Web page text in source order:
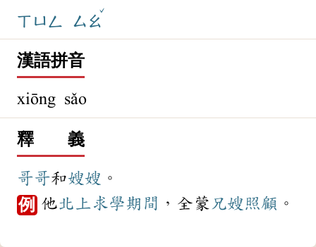
ㄒㄩㄥ ㄙㄠ
ˇ
漢語拼音
xiōng sǎo
釋 義
哥哥和嫂嫂 。
例 他北上求學期間 ，全蒙 兄嫂 照顧 。